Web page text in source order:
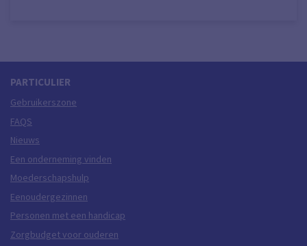
PARTICULIER
Gebruikerszone
FAQS
Nieuws
Een onderneming vinden
Moederschapshulp
Eenoudergezinnen
Personen met een handicap
Zorgbudget voor ouderen